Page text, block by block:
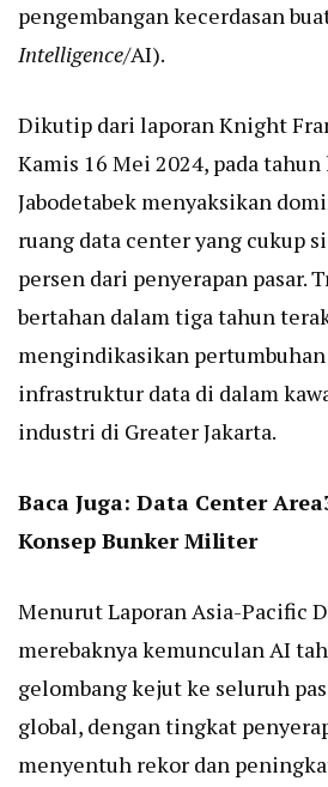
pengembangan kecerdasan
Intelligence/AI).
Dikutip dari laporan Knight
Kamis 16 Mei 2024, pada
Jabodetabek menyaksikan
ruang data center yang cukup
persen dari penyerapan pasar.
bertahan dalam tiga tahun
mengindikasikan
infrastruktur data di dalam
industri di Greater Jakarta.
Baca Juga: Data Center
Konsep Bunker Militer
Menurut Laporan Asia-Pacific
merebaknya kemunculan AI
gelombang kejut ke seluruh
global, dengan tingkat
menyentuh rekor dan